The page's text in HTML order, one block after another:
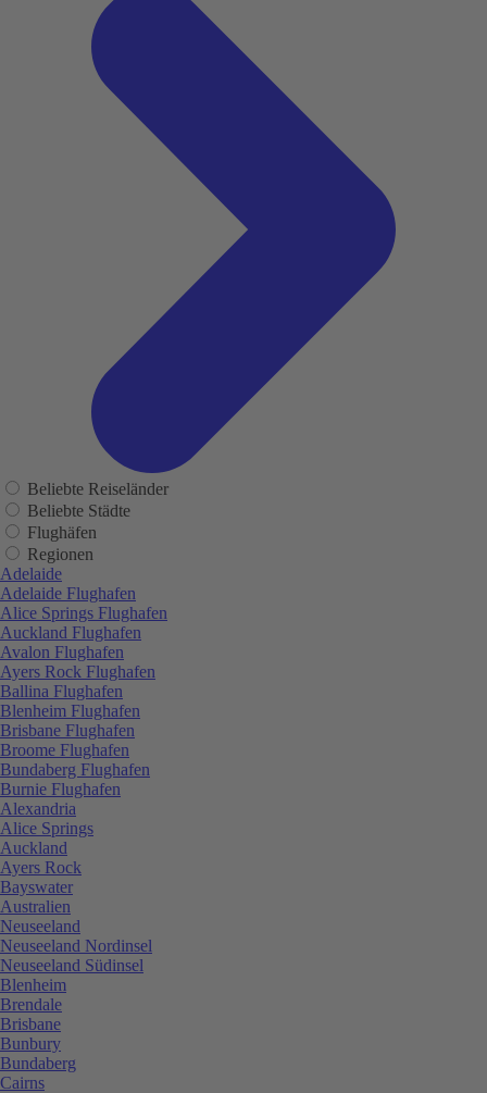
Beliebte Reiseländer
Beliebte Städte
Flughäfen
Regionen
Adelaide
Adelaide Flughafen
Alice Springs Flughafen
Auckland Flughafen
Avalon Flughafen
Ayers Rock Flughafen
Ballina Flughafen
Blenheim Flughafen
Brisbane Flughafen
Broome Flughafen
Bundaberg Flughafen
Burnie Flughafen
Alexandria
Alice Springs
Auckland
Ayers Rock
Bayswater
Australien
Neuseeland
Neuseeland Nordinsel
Neuseeland Südinsel
Blenheim
Brendale
Brisbane
Bunbury
Bundaberg
Cairns